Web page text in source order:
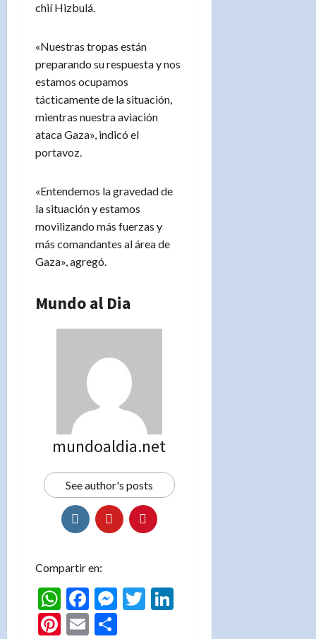
chií Hizbulá.
«Nuestras tropas están
preparando su respuesta y nos
estamos ocupamos
tácticamente de la situación,
mientras nuestra aviación
ataca Gaza», indicó el
portavoz.
«Entendemos la gravedad de
la situación y estamos
movilizando más fuerzas y
más comandantes al área de
Gaza», agregó.
Mundo al Dia
mundoaldia.net
See author's posts
Compartir en:
WhatsApp
Facebook
Messenger
Twitter
Pinterest
Email